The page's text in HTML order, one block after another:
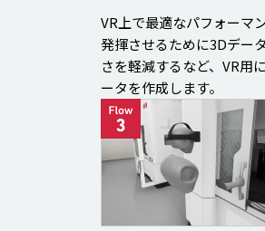
VR上で最適なパフォーマ
発揮させるために3Dデー
さを軽減するなど、VR用
ータを作成します。